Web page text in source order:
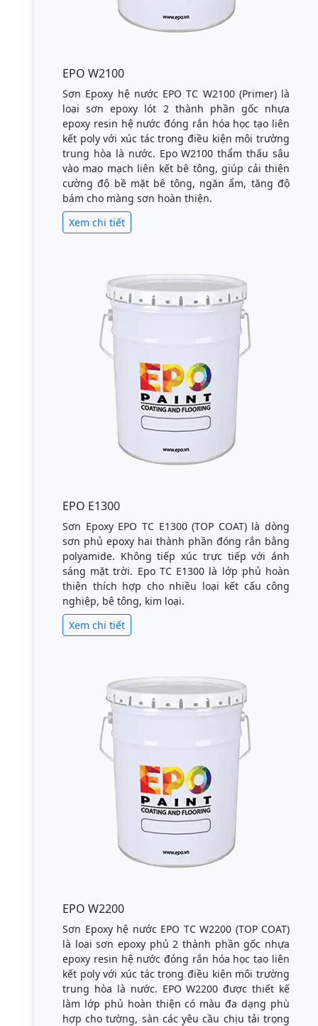
EPO W2100
Sơn Epoxy hệ nước EPO TC W2100 (Primer) là
loại sơn epoxy lót 2 thành phần gốc nhựa
epoxy resin hệ nước đóng rắn hóa học tạo liên
kết poly với xúc tác trong điều kiện môi trường
trung hòa là nước. Epo W2100 thẩm thấu sâu
vào mao mạch liên kết bê tông, giúp cải thiện
cường độ bề mặt bê tông, ngăn ẩm, tăng độ
bám cho màng sơn hoàn thiện.
Xem chi tiết
EPO E1300
Sơn Epoxy EPO TC E1300 (TOP COAT) là dòng
sơn phủ epoxy hai thành phần đóng rắn bằng
polyamide. Không tiếp xúc trực tiếp với ánh
sáng mặt trời. Epo TC E1300 là lớp phủ hoàn
thiện thích hợp cho nhiều loại kết cấu công
nghiệp, bê tông, kim loại.
Xem chi tiết
EPO W2200
Sơn Epoxy hệ nước EPO TC W2200 (TOP COAT)
là loại sơn epoxy phủ 2 thành phần gốc nhựa
epoxy resin hệ nước đóng rắn hóa học tạo liên
kết poly với xúc tác trong điều kiện môi trường
trung hòa là nước. EPO W2200 được thiết kế
làm lớp phủ hoàn thiện có màu đa dạng phù
hợp cho tường, sàn các yêu cầu chịu tải trọng